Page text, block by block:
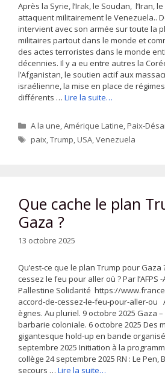
Après la Syrie, l’Irak, le Soudan, l’Iran,
attaquent militairement le Venezuela..
intervient avec son armée sur toute la
militaires partout dans le monde et
des actes terroristes dans le monde
décennies. Il y a eu entre autres la
l’Afganistan, le soutien actif aux
israélienne, la mise en place de
différents … Lire la suite…
Catégories
A la une,Amérique Latine,Paix-
Étiquettes
paix,Trump,USA,Venezuela
Que cache le plan
Gaza ?
13 octobre 2025
Qu’est-ce que le plan Trump pour Gaza
cessez le feu pour aller où ? Par l’AFPS
Pallestine Solidarité https://
accord-de-cessez-le-feu-pour-aller-ou
ègnes. Au pluriel. 9 octobre 2025 Gaza –
barbarie coloniale. 6 octobre 2025 Des
gigantesque hold-up en bande
septembre 2025 Initiation à la
collège 24 septembre 2025 RN : Le Pen,
secours … Lire la suite…